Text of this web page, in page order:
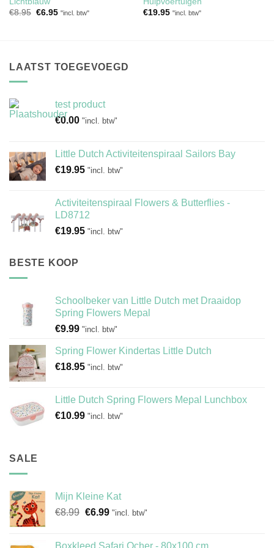
€8.95 Oorspronkelijke
€6.95Huidige
"incl. btw"
€19.95 "incl. btw"
LAATST TOEGEVOEGD
test product
€0.00 "incl. btw"
Little Dutch Activiteitenspiraal Sailors Bay
€19.95 "incl. btw"
Activiteitenspiraal Flowers & Butterflies -
LD8712
€19.95 "incl. btw"
BESTE KOOP
Schoolbeker van Little Dutch met Draaidop
Spring Flowers Mepal
€9.99 "incl. btw"
Spring Flower Kindertas Little Dutch
€18.95 "incl. btw"
Little Dutch Spring Flowers Mepal Lunchbox
€10.99 "incl. btw"
SALE
Mijn Kleine Kat
€8.99 Oorspronkelijke
€6.99Huidige
"incl. btw"
Boxkleed Safari Ocher - 80x100 cm